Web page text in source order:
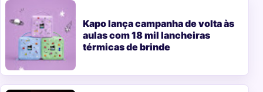
Kapo lança campanha de volta às
aulas com 18 mil lancheiras
térmicas de brinde